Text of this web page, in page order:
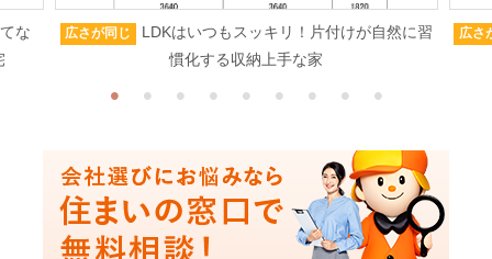
な
広さが同じ
LDKはいつもスッキリ！片付けが自然に習
慣化する収納上手な家
広さ